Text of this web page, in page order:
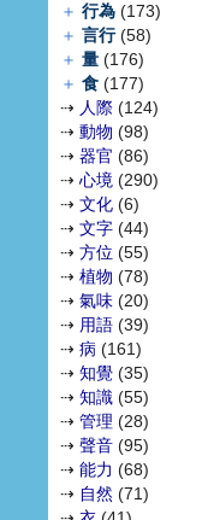
＋ 行為 (173)
＋ 言行(58)
＋ 量 (176)
＋ 食 (177)
⇢ 人際 (124)
⇢ 動物 (98)
⇢ 器官 (86)
⇢ 心境 (290)
⇢ 文化 (6)
⇢ 文字 (44)
⇢ 方位 (55)
⇢ 植物 (78)
⇢ 氣味 (20)
⇢ 用語 (39)
⇢ 病 (161)
⇢ 知覺 (35)
⇢ 知識 (55)
⇢ 管理 (28)
⇢ 聲音 (95)
⇢ 能力 (68)
⇢ 自然 (71)